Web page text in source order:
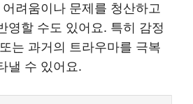
려움이나 문제를 청산하고
영할 수도 있어요. 특히 감정
는 과거의 트라우마를 극복
낼 수 있어요.